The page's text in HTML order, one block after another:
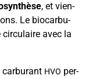
, et vien­
Le bio­car­bu­
avec la
car­bu­rant HVO per­